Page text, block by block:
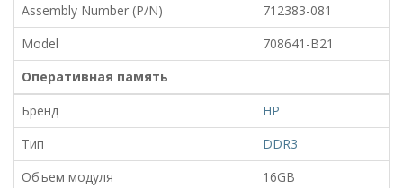
Assembly Number (P/N)
712383-081
Model
708641-B21
Оперативная память
Бренд
HP
Тип
DDR3
Объем модуля
16GB